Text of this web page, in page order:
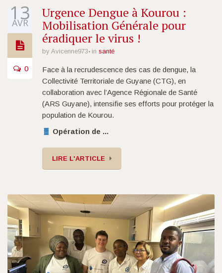
13
AVR
0
Urgence Dengue à Kourou :
Mobilisation Générale pour
éradiquer le virus !
by Avicenne973 in santé
Face à la recrudescence des cas de dengue, la
Collectivité Territoriale de Guyane (CTG), en
collaboration avec l’Agence Régionale de Santé
(ARS Guyane), intensifie ses efforts pour protéger la
population de Kourou.
Opération de ...
LIRE L'ARTICLE